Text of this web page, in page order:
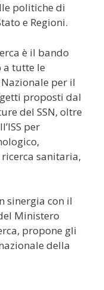
politiche di
e Regioni.
è il bando
a tutte le
per il
proposti dal
del SSN, oltre
per
sanitaria,
sinergia con il
Ministero
propone gli
della